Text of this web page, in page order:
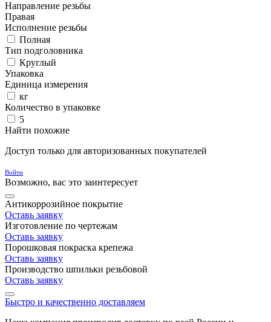
Направление резьбы
Правая
Исполнение резьбы
Полная
Тип подголовника
Круглый
Упаковка
Единица измерения
кг
Количество в упаковке
5
Найти похожие
Доступ только для авторизованных покупателей
Войти
Возможно, вас это заинтересует
Антикоррозийное покрытие
Оставь заявку
Изготовление по чертежам
Оставь заявку
Порошковая покраска крепежа
Оставь заявку
Производство шпильки резьбовой
Оставь заявку
Быстро и качественно доставляем